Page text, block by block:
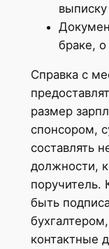
браке,
Справка с
размер
спонсором,
составлять
должности,
поручитель.
быть
контактные